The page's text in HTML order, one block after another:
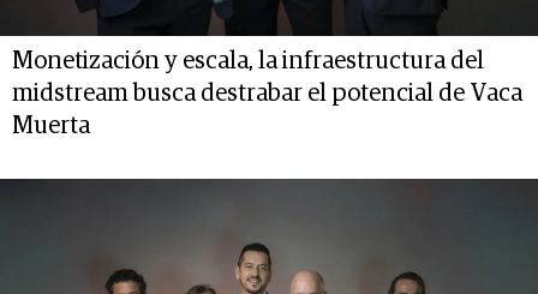
Monetización y escala, la infraestructura del
midstream busca destrabar el potencial de Vaca
Muerta